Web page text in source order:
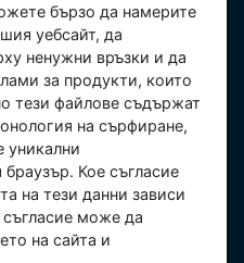
в Градския съд в
бързо да намерите
уебсайт, да
ненужни връзки и да
за продукти, които
тези файлове съдържат
на сърфиране,
уникални
Кое съгласие
на тези данни зависи
съгласие може да
на сайта и